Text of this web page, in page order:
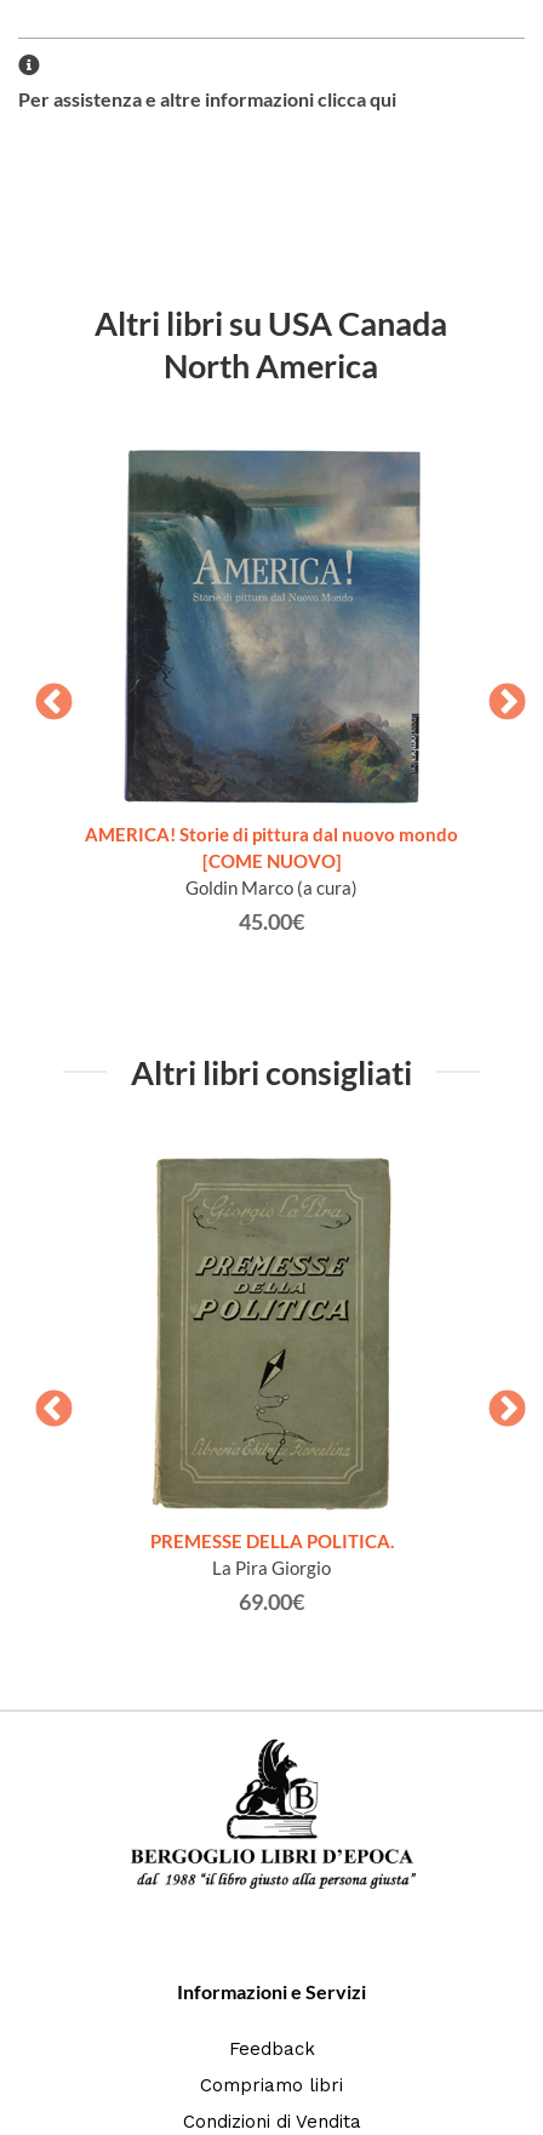
Per assistenza e altre informazioni clicca qui
Altri libri su USA Canada
North America
AMERICA! Storie di pittura dal nuovo mondo
[COME NUOVO]
Goldin Marco (a cura)
45.00€
Altri libri consigliati
PREMESSE DELLA POLITICA.
La Pira Giorgio
69.00€
Informazioni e Servizi
Feedback
Compriamo libri
Condizioni di Vendita